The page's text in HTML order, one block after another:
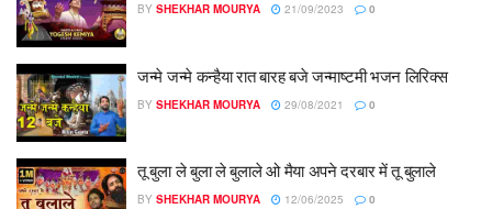
BY SHEKHAR MOURYA 21/09/2023 0
जन्मे जन्मे कन्हैया रात बारह बजे जन्माष्टमी भजन लिरिक्स
BY SHEKHAR MOURYA 29/08/2021 0
तू बुला ले बुला ले बुलाले ओ मैया अपने दरबार में तू बुलाले
BY SHEKHAR MOURYA 12/06/2025 0